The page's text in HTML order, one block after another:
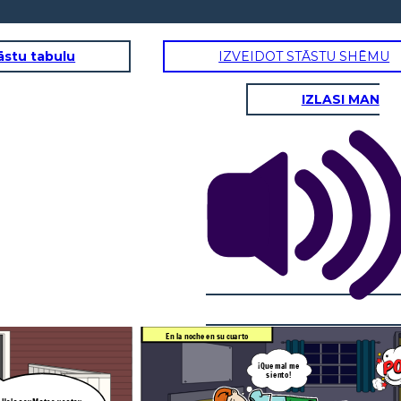
tabulu IZVEIDOT STĀSTU SHĒMU
IZLASI MAN
En la noche en su cuarto
¡Que mal me
siento!